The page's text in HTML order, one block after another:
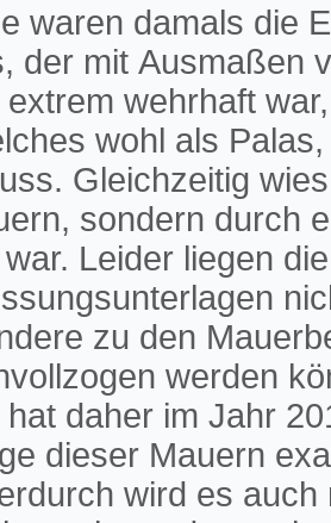
waren damals die
der mit Ausmaßen
wehrhaft
wohl als
Gleichzeitig
sondern durch
Leider liegen
zu den
werden
daher im Jahr
dieser Mauern
wird es